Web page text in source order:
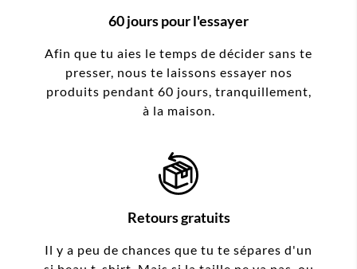
60 jours pour l'essayer
Afin que tu aies le temps de décider sans te
presser, nous te laissons essayer nos
produits pendant 60 jours, tranquillement,
à la maison.
Retours gratuits
Il y a peu de chances que tu te sépares d'un